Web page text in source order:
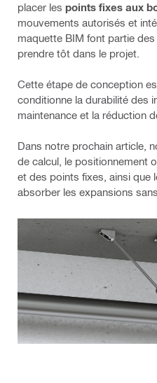
placer les points fixes aux
mouvements autorisés et
maquette BIM font partie
prendre tôt dans le projet.
Cette étape de conception
conditionne la durabilité des
maintenance et la réduction
Dans notre prochain article,
de calcul, le positionnement
et des points fixes, ainsi que
absorber les expansions